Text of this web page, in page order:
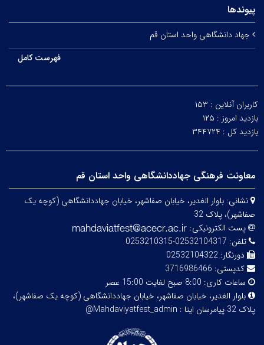
پیوندها
جهاد دانشگاهی واحد استان قم
فهرست کامل
کاربران آنلاین : ۱۵۳
بازدید امروز : ۱۲۵
بازدید کل : ۳۴۴۷۲۴
معاونت فرهنگی جهاددانشگاهی واحد استان قم
نشانی: بلوار الغدیر، خیابان صفاشهر، خیابان جهاددانشگاهی (کوچه یک
صفاشهر)، پلاک 32
پست الکترونیکی:
تلفن: 02532104317-0253210315
دورنگار: 02532104322
کدپستی: 3716986466
ساعات کاری: 8:00 صبح لغایت 15:00 عصر
بلوار الغدیر، خیابان صفاشهر، خیابان جهاددانشگاهی (کوچه یک صفاشهر)،
پلاک 32
پیامرسان ایتا : Mahdaviyatfest_admin@